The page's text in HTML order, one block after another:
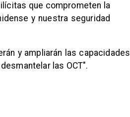
que comprometen la
y nuestra seguridad
y ampliarán las capacidades
las OCT".